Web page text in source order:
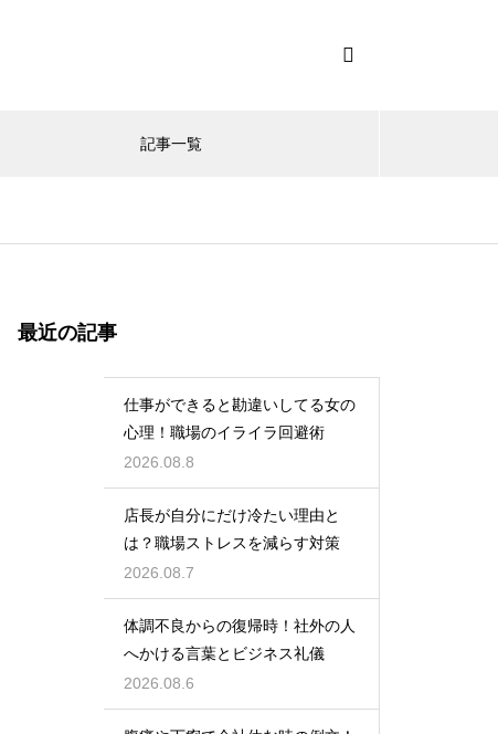
記事一覧
最近の記事
仕事ができると勘違いしてる女の
心理！職場のイライラ回避術
2026.08.8
店長が自分にだけ冷たい理由と
は？職場ストレスを減らす対策
2026.08.7
体調不良からの復帰時！社外の人
へかける言葉とビジネス礼儀
2026.08.6